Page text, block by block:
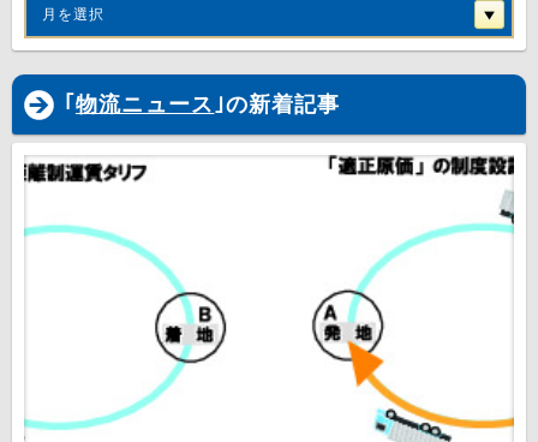
月を選択
｢ 物流ニュース｣の新着記事